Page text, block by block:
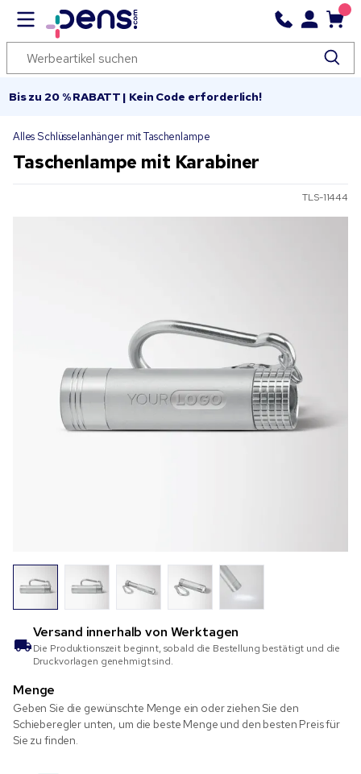
Bis zu 20 % RABATT | Kein Code erforderlich!
Alles Schlüsselanhänger mit Taschenlampe
Taschenlampe mit Karabiner
TLS-11444
Versand innerhalb von Werktagen
Die Produktionszeit beginnt, sobald die Bestellung bestätigt und die
Druckvorlagen genehmigt sind.
Menge
Geben Sie die gewünschte Menge ein oder ziehen Sie den
Schieberegler unten, um die beste Menge und den besten Preis für
Sie zu finden.